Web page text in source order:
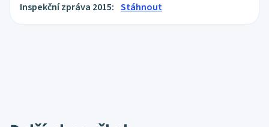
Inspekční zpráva 2015: Stáhnout